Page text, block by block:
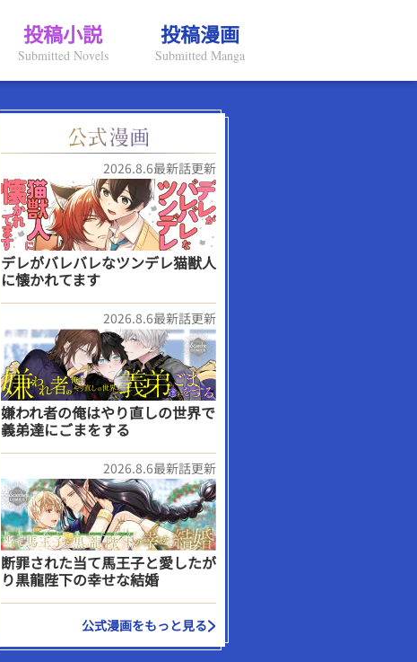
投稿小説
Submitted Novels
投稿漫画
Submitted Manga
2026.8.6最新話更新
デレがバレバレなツンデレ猫獣人
に懐かれてます
2026.8.6最新話更新
嫌われ者の俺はやり直しの世界で
義弟達にごまをする
2026.8.6最新話更新
断罪された当て馬王子と愛したが
り黒龍陛下の幸せな結婚
公式漫画をもっと見る